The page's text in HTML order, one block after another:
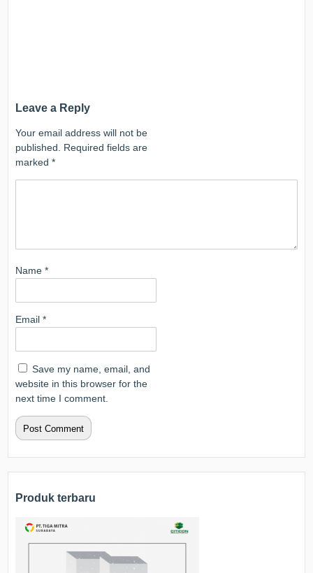
Leave a Reply
Your email address will not be
published.
Required fields are
marked*
Name*
Email*
Save my name, email, and
website in this browser for the
next time I comment.
Produk terbaru